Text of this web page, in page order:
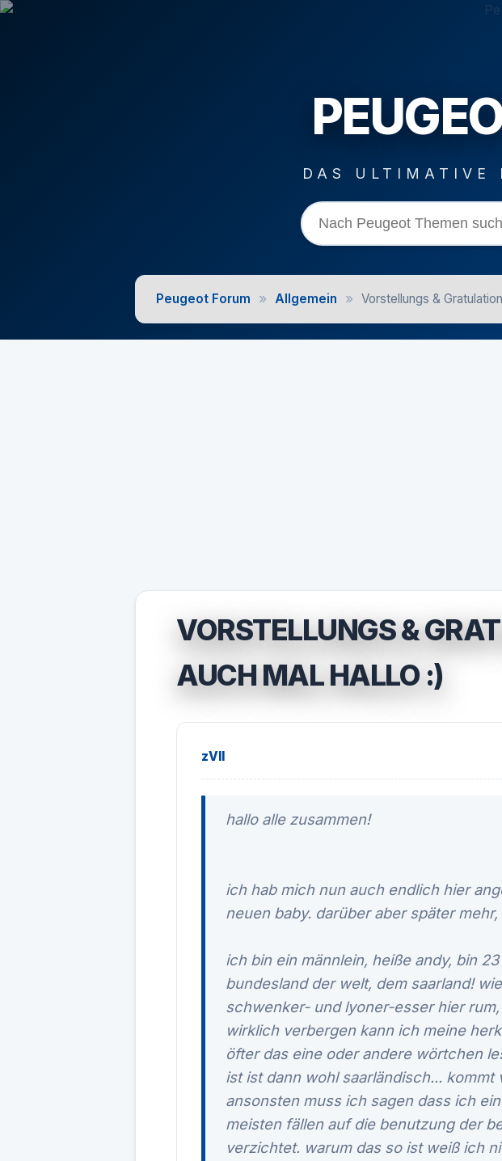
DAS ULTIMATIVE
Peugeot Forum » Allgemein » Vorstellungs &
VORSTELLUNGS &
AUCH MAL HALLO :)
zVII
hallo alle zusammen!
ich hab mich nun auch endlich hier
neuen baby. darüber aber später
ich bin ein männlein, heiße andy, bin
bundesland der welt, dem saarland!
schwenker- und lyoner-esser hier
wirklich verbergen kann ich meine
öfter das eine oder andere wörtchen
ist ist dann wohl saarländisch... kommt
ansonsten muss ich sagen dass ich
meisten fällen auf die benutzung der
verzichtet. warum das so ist weiß ich